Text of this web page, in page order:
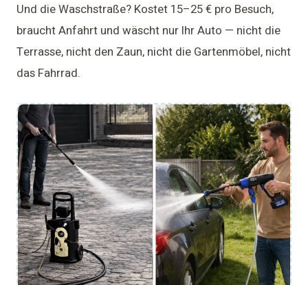
Und die Waschstraße? Kostet 15–25 € pro Besuch,
braucht Anfahrt und wäscht nur Ihr Auto — nicht die
Terrasse, nicht den Zaun, nicht die Gartenmöbel, nicht
das Fahrrad.